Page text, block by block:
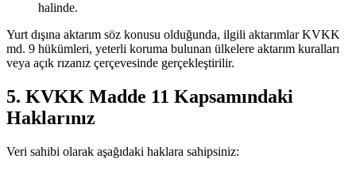
halinde.
Yurt dışına aktarım söz konusu olduğunda, ilgili aktarımlar KVKK
md. 9 hükümleri, yeterli koruma bulunan ülkelere aktarım kuralları
veya açık rızanız çerçevesinde gerçekleştirilir.
5. KVKK Madde 11 Kapsamındaki
Haklarınız
Veri sahibi olarak aşağıdaki haklara sahipsiniz: